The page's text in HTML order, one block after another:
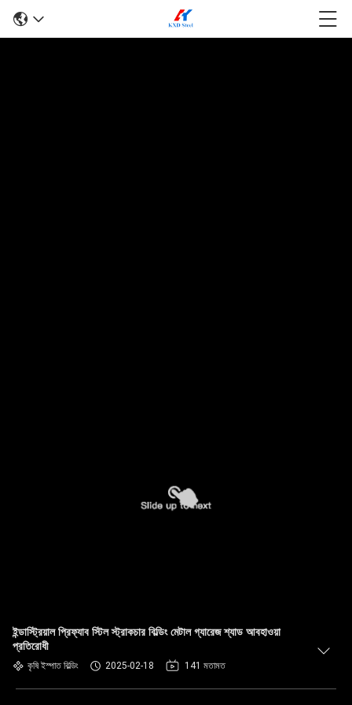
ইন্ডাস্ট্রিয়াল প্রিফ্যাব স্টিল স্ট্রাকচার বিল্ডিং মেটাল গ্যারেজ শ্যাড আবহাওয়া
প্রতিরোধী
কৃষি ইস্পাত বিল্ডিং 2025-02-18 141 মতামত